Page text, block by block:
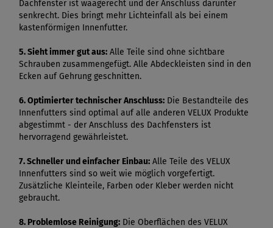
Dachfenster ist waagerecht und der Anschluss darunter
senkrecht. Dies bringt mehr Lichteinfall als bei einem
kastenförmigen Innenfutter.
5. Sieht immer gut aus: Alle Teile sind ohne sichtbare
Schrauben zusammengefügt. Alle Abdeckleisten sind in den
Ecken auf Gehrung geschnitten.
6. Optimierter technischer Anschluss: Die Bestandteile des
Innenfutters sind optimal auf alle anderen VELUX Produkte
abgestimmt - der Anschluss des Dachfensters ist
hervorragend gewährleistet.
7. Schneller und einfacher Einbau: Alle Teile des VELUX
Innenfutters sind so weit wie möglich vorgefertigt.
Zusätzliche Kleinteile, Farben oder Kleber werden nicht
gebraucht.
8. Problemlose Reinigung: Die Oberflächen des VELUX